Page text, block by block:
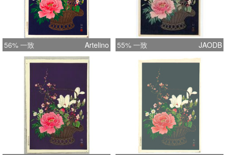
56% 一致 Artelino 55% 一致 JAODB